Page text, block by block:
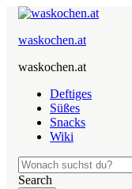
waskochen.at
waskochen.at
Deftiges
Süßes
Snacks
Wiki
Search